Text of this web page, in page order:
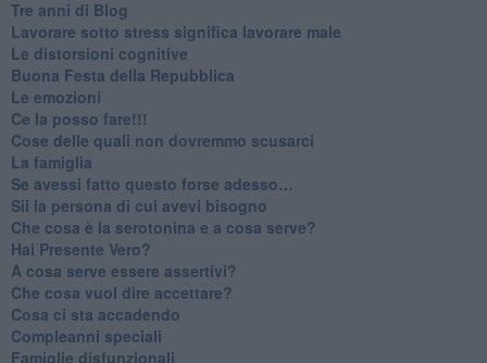
​Tre anni di Blog
​Lavorare sotto stress significa lavorare male
​Le distorsioni cognitive
​Buona Festa della Repubblica
Le emozioni
​Ce la posso fare!!!
​Cose delle quali non dovremmo scusarci
​La famiglia
​Se avessi fatto questo forse adesso…
​Sii la persona di cui avevi bisogno
Che cosa è la serotonina e a cosa serve?
​Hai Presente Vero?
A cosa serve essere assertivi?
​Che cosa vuol dire accettare?
​Cosa ci sta accadendo
​Compleanni speciali
​Famiglie disfunzionali